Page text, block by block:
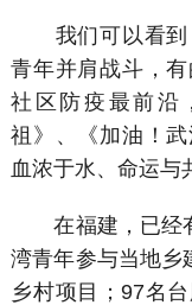
我们可以看到
青年并肩战斗，
社区防疫最前沿
祖》、《加油！
血浓于水、命运与
在福建，已经有
湾青年参与当地乡
乡村项目；97名